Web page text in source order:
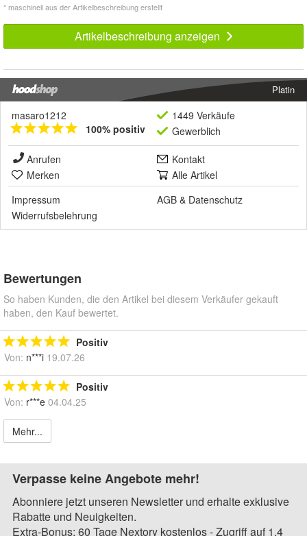
* maschinell aus der Artikelbeschreibung erstellt
Artikelbeschreibung anzeigen
Platin
masaro1212
100% positiv
1449 Verkäufe
Gewerblich
Anrufen
Kontakt
Merken
Alle Artikel
Impressum
AGB & Datenschutz
Widerrufsbelehrung
Bewertungen
So haben Kunden, die den Artikel bei diesem Verkäufer gekauft
haben, den Kauf bewertet.
Positiv
Von: n***i 19.07.26
Positiv
Von: r***e 04.04.25
Mehr...
Verpasse keine Angebote mehr!
Abonniere jetzt unseren Newsletter und erhalte exklusive
Rabatte und Neuigkeiten.
Extra-Bonus: 60 Tage Nextory kostenlos - Zugriff auf 1,4